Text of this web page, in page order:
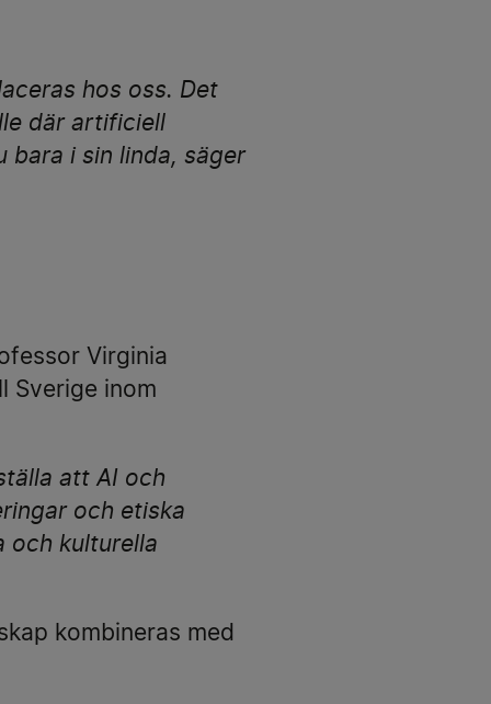
hos oss. Det
där artificiell
bara i sin linda, säger
Virginia
Sverige inom
att AI och
och etiska
och kulturella
kombineras med